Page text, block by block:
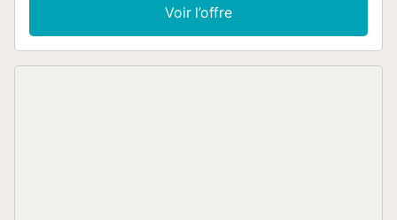
vidéo), une télévision ainsi qu'une machine à laver. De plus,
il y a des ventilateurs dans toutes les pièces car la maison
dispose d'une isolation murale naturelle et maintient très
Voir l’offre